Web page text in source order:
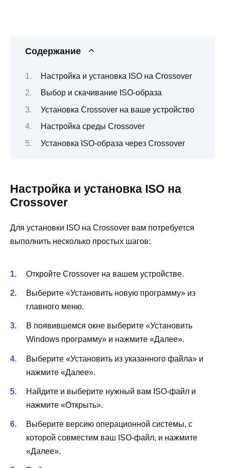
Содержание
Настройка и установка ISO на Crossover
Выбор и скачивание ISO-образа
Установка Crossover на ваше устройство
Настройка среды Crossover
Установка ISO-образа через Crossover
Настройка и установка ISO на
Crossover
Для установки ISO на Crossover вам потребуется
выполнить несколько простых шагов:
Откройте Crossover на вашем устройстве.
Выберите «Установить новую программу» из
главного меню.
В появившемся окне выберите «Установить
Windows программу» и нажмите «Далее».
Выберите «Установить из указанного файла» и
нажмите «Далее».
Найдите и выберите нужный вам ISO-файл и
нажмите «Открыть».
Выберите версию операционной системы, с
которой совместим ваш ISO-файл, и нажмите
«Далее».